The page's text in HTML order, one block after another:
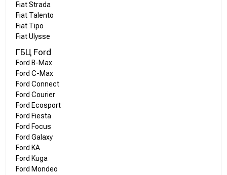
Fiat Strada
Fiat Talento
Fiat Tipo
Fiat Ulysse
ГБЦ Ford
Ford B-Max
Ford C-Max
Ford Connect
Ford Courier
Ford Ecosport
Ford Fiesta
Ford Focus
Ford Galaxy
Ford KA
Ford Kuga
Ford Mondeo